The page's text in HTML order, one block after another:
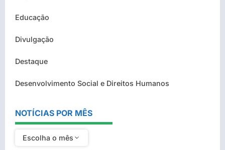
Educação
Divulgação
Destaque
Desenvolvimento Social e Direitos Humanos
NOTÍCIAS POR MÊS
Escolha o mês